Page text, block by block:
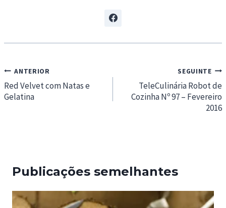
Navegação
de
artigos
ANTERIOR
Red Velvet com Natas e
Gelatina
SEGUINTE
TeleCulinária Robot de
Cozinha Nº 97 – Fevereiro
2016
Publicações semelhantes